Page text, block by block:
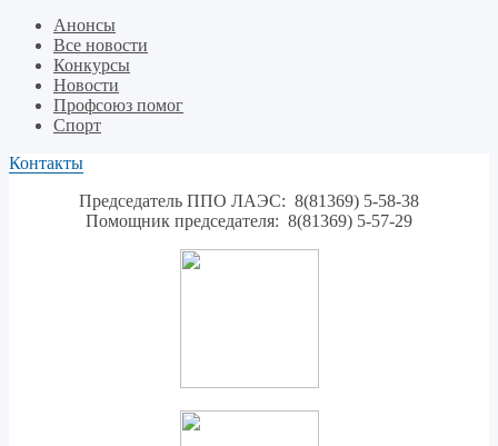
Анонсы
Все новости
Конкурсы
Новости
Профсоюз помог
Спорт
Контакты
Председатель ППО ЛАЭС: 8(81369) 5-58-38
Помощник председателя: 8(81369) 5-57-29